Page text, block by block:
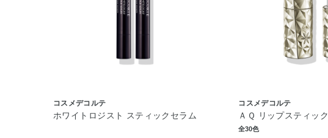
コスメデコルテ
ホワイトロジスト スティックセラム
コスメデコルテ
ＡＱ リップスティック
全30色